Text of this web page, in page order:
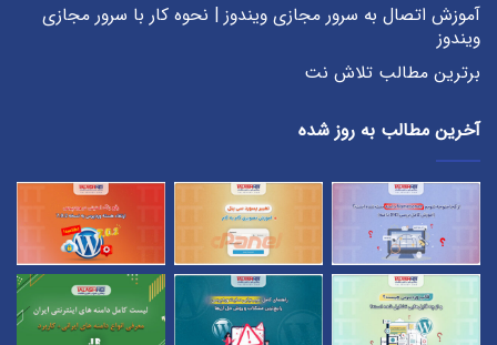
آموزش اتصال به سرور مجازی ویندوز | نحوه کار با سرور مجازی
ویندوز
برترین مطالب تلاش نت
آخرین مطالب به روز شده